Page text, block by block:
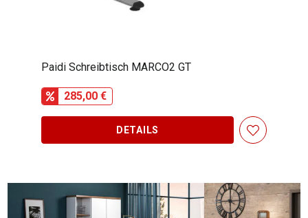
Novel Winkelschreibtisch DELTONA
612,48 €
DETAILS